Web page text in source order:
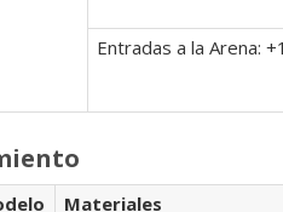
Entradas a la Arena:
Materiales